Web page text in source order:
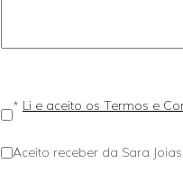
* Li e aceito os Termos e
Aceito receber da Sara